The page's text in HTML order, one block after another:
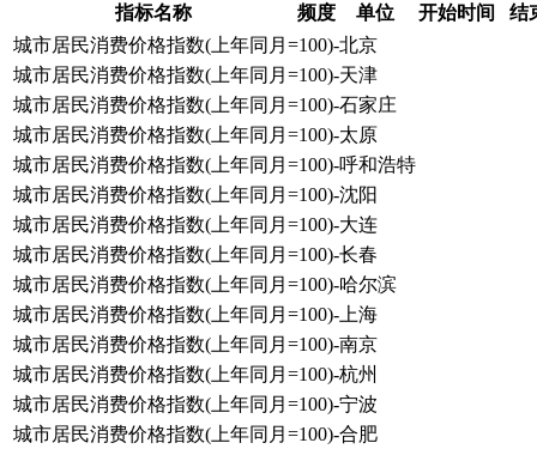
指标名称 频度 单位 开始时间
结
城市居民消费价格指数(上年同月=100)-北京
城市居民消费价格指数(上年同月=100)-天津
城市居民消费价格指数(上年同月=100)-石家庄
城市居民消费价格指数(上年同月=100)-太原
城市居民消费价格指数(上年同月=100)-呼和浩特
城市居民消费价格指数(上年同月=100)-沈阳
城市居民消费价格指数(上年同月=100)-大连
城市居民消费价格指数(上年同月=100)-长春
城市居民消费价格指数(上年同月=100)-哈尔滨
城市居民消费价格指数(上年同月=100)-上海
城市居民消费价格指数(上年同月=100)-南京
城市居民消费价格指数(上年同月=100)-杭州
城市居民消费价格指数(上年同月=100)-宁波
城市居民消费价格指数(上年同月=100)-合肥